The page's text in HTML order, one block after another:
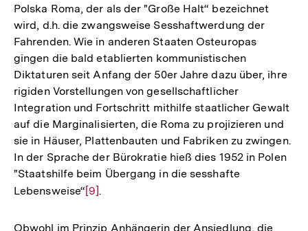
Polska Roma, der als der "Große Halt“ bezeichnet
wird, d.h. die zwangsweise Sesshaftwerdung der
Fahrenden. Wie in anderen Staaten Osteuropas
gingen die bald etablierten kommunistischen
Diktaturen seit Anfang der 50er Jahre dazu über, ihre
rigiden Vorstellungen von gesellschaftlicher
Integration und Fortschritt mithilfe staatlicher Gewalt
auf die Marginalisierten, die Roma zu projizieren und
sie in Häuser, Plattenbauten und Fabriken zu zwingen.
In der Sprache der Bürokratie hieß dies 1952 in Polen
"Staatshilfe beim Übergang in die sesshafte
Lebensweise“Zur
der
[9].
Obwohl im Prinzip Anhängerin der Ansiedlung, die